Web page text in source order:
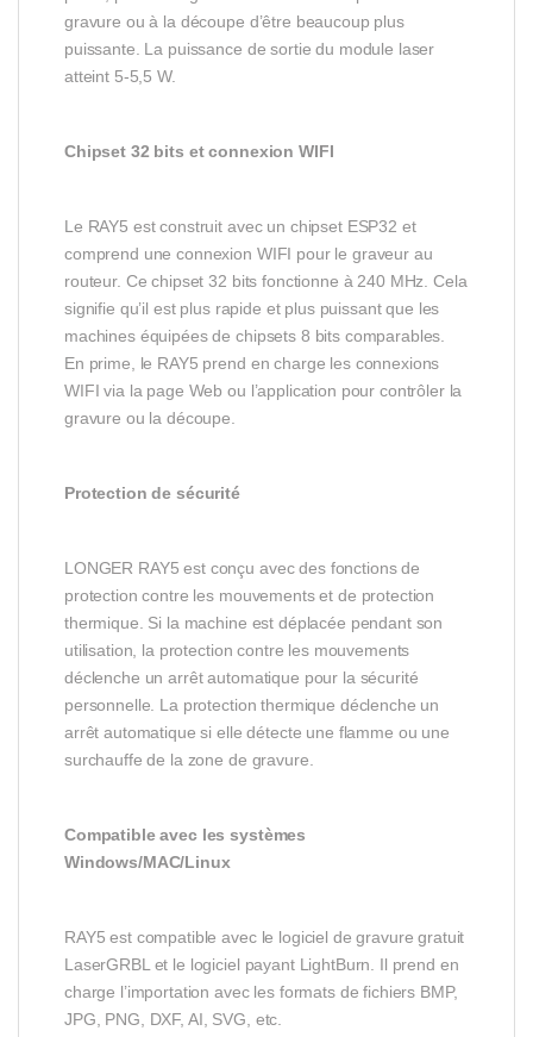
gravure ou à la découpe d’être beaucoup plus
puissante. La puissance de sortie du module laser
atteint 5-5,5 W.
Chipset 32 bits et connexion WIFI
Le RAY5 est construit avec un chipset ESP32 et
comprend une connexion WIFI pour le graveur au
routeur. Ce chipset 32 bits fonctionne à 240 MHz. Cela
signifie qu’il est plus rapide et plus puissant que les
machines équipées de chipsets 8 bits comparables.
En prime, le RAY5 prend en charge les connexions
WIFI via la page Web ou l’application pour contrôler la
gravure ou la découpe.
Protection de sécurité
LONGER RAY5 est conçu avec des fonctions de
protection contre les mouvements et de protection
thermique. Si la machine est déplacée pendant son
utilisation, la protection contre les mouvements
déclenche un arrêt automatique pour la sécurité
personnelle. La protection thermique déclenche un
arrêt automatique si elle détecte une flamme ou une
surchauffe de la zone de gravure.
Compatible avec les systèmes
Windows/MAC/Linux
RAY5 est compatible avec le logiciel de gravure gratuit
LaserGRBL et le logiciel payant LightBurn. Il prend en
charge l’importation avec les formats de fichiers BMP,
JPG, PNG, DXF, AI, SVG, etc.